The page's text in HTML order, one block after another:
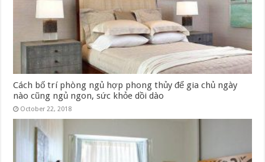
Cách bố trí phòng ngủ hợp phong thủy để gia chủ ngày
nào cũng ngủ ngon, sức khỏe dồi dào
October 22, 2018